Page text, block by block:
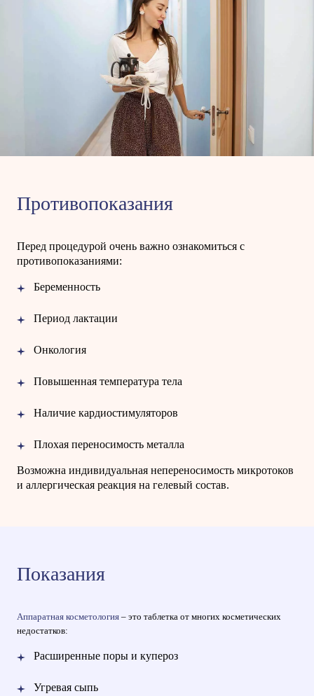
Противопоказания
Перед процедурой очень важно ознакомиться с
противопоказаниями:
Беременность
Период лактации
Онкология
Повышенная температура тела
Наличие кардиостимуляторов
Плохая переносимость металла
Возможна индивидуальная непереносимость микротоков
и аллергическая реакция на гелевый состав.
Показания
Аппаратная косметология – это таблетка от многих косметических
недостатков:
Расширенные поры и купероз
Угревая сыпь